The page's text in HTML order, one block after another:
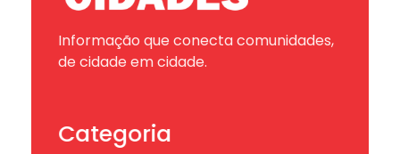
Informação que conecta comunidades,
de cidade em cidade.
Categoria